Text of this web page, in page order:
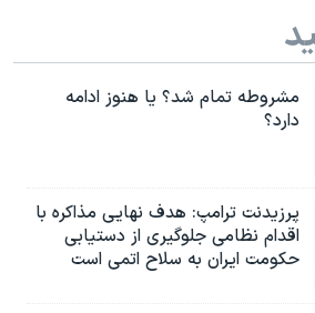
مشروطه تمام شد؟ يا هنوز ادامه
دارد؟
پرزیدنت ترامپ: هدف نهایی مذاکره با
اقدام نظامی جلوگیری از دستیابی
حکومت ایران به سلاح اتمی است